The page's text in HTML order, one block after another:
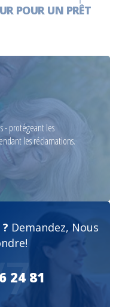
POUR UN PRÊT
- protégeant les
les réclamations.
Demandez, Nous
24 81